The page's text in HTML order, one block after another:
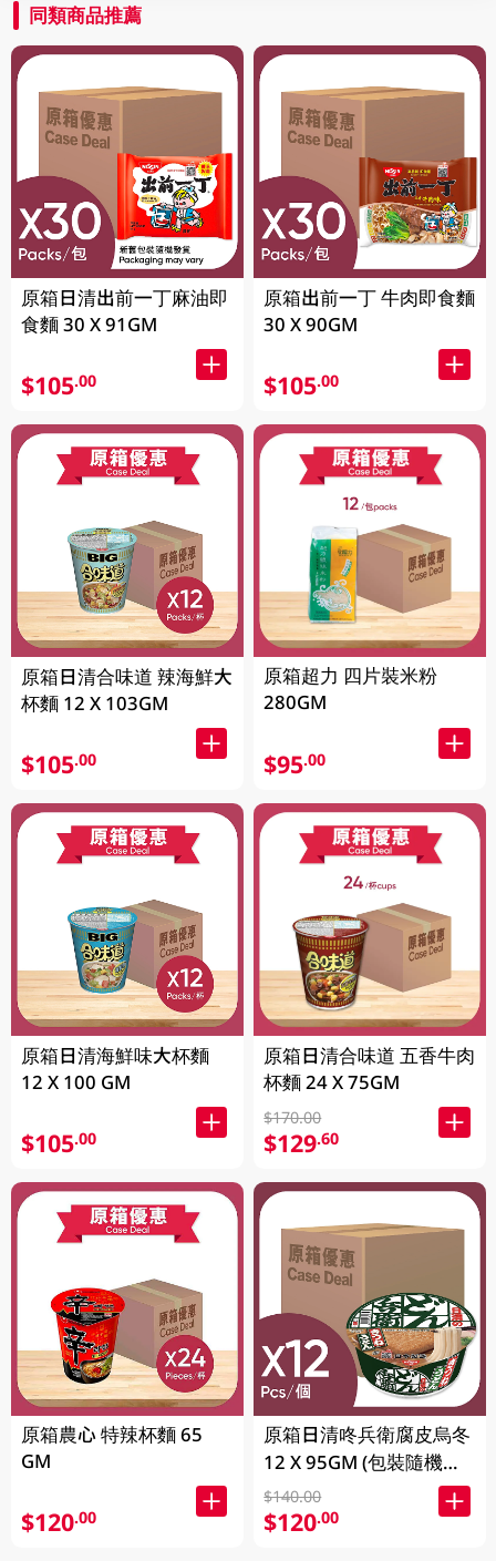
同類商品推薦
原箱日清出前一丁麻油即
食麵 30 X 91GM
$105.00
原箱日清合味道 辣海鮮大
杯麵 12 X 103GM
$105.00
原箱日清海鮮味大杯麵
12 X 100 GM
$105.00
原箱農心 特辣杯麵 65
GM
$120.00
原箱出前一丁 牛肉即食麵
30 X 90GM
$105.00
原箱超力 四片裝米粉
280GM
$95.00
原箱日清合味道 五香牛肉
杯麵 24 X 75GM
$170.00
$129.60
原箱日清咚兵衛腐皮烏冬
12 X 95GM (包裝隨機發
放) (有效期至2026年8月
9號)
$140.00
$120.00